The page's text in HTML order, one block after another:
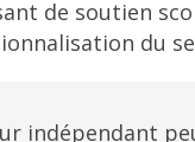
de soutien
du
indépendant